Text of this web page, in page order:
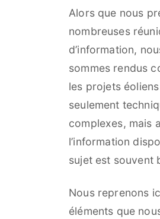
Alors que nous
nombreuses
d’information,
sommes rendus
les projets
seulement
complexes, mais
l’information
sujet est souvent
Nous reprenons
éléments que